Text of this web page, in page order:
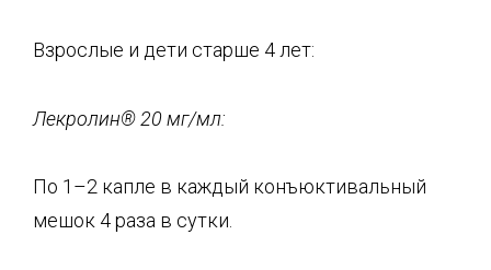
Взрослые и дети старше 4 лет:
Лекролин® 20 мг/мл:
По 1–2 капле в каждый конъюктивальный
мешок 4 раза в сутки.